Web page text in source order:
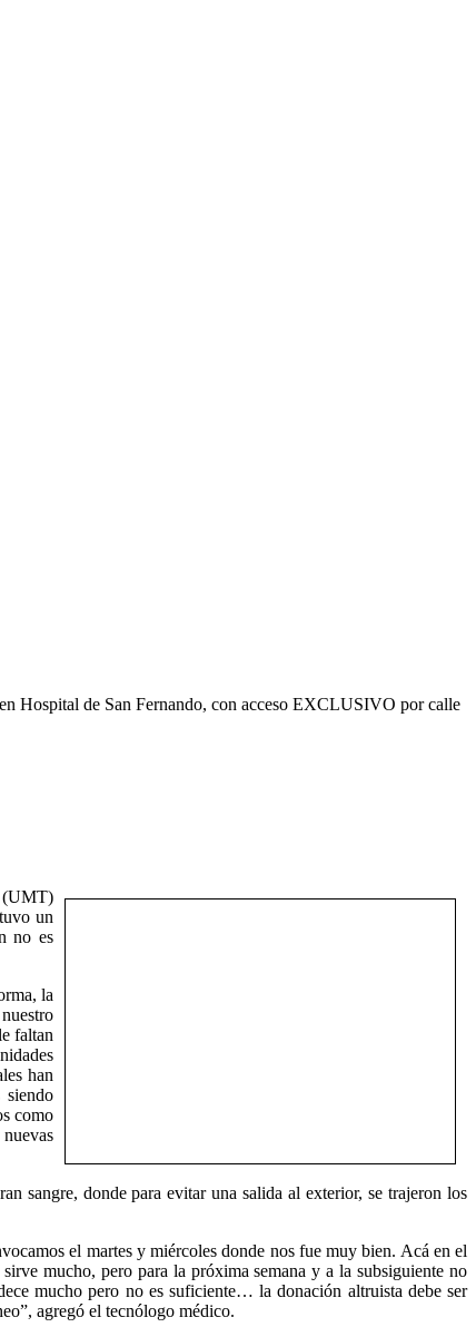
Hospital de San Fernando, con acceso EXCLUSIVO por calle
(UMT)
un
no es
la
faltan
han
siendo
como
sangre, donde para evitar una salida al exterior, se trajeron los
el martes y miércoles donde nos fue muy bien. Acá en el
mucho, pero para la próxima semana y a la subsiguiente no
mucho pero no es suficiente… la donación altruista debe ser
agregó el tecnólogo médico.